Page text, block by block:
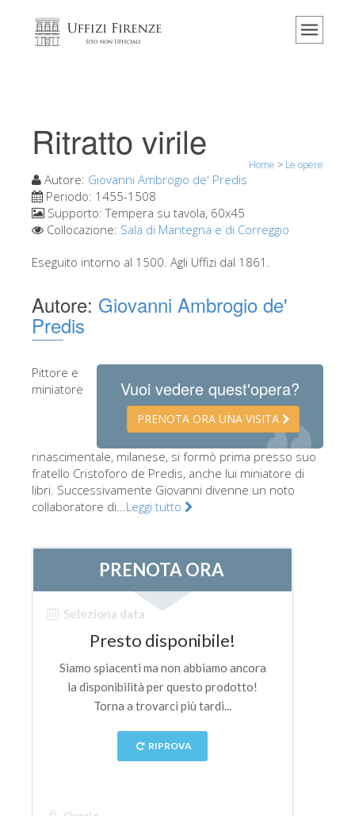
Home
Eventi e mostre
I commenti dei visitatori
Contattaci
Visita gli Uffizi
Prenota ora
Le opere
Musei di Firenze
Museo nazionale del Bargello
Galleria dell'Accademia
Galleria Palatina
Museo delle Cappelle Medicee
Museo di san Marco
Museo Archeologico
Il giardino di Boboli
La torre di Arnolfo
Corridoio Vasariano
Ritratto virile
Home > Le opere
Autore: Giovanni Ambrogio de' Predis
Periodo: 1455-1508
Supporto:Tempera su tavola, 60x45
Collocazione: Sala di Mantegna e di Correggio
Eseguito intorno al 1500. Agli Uffizi dal 1861.
Autore: Giovanni Ambrogio de'
Predis
Vuoi vedere quest'opera?
PRENOTA ORA UNA VISITA
Pittore e
miniatore
rinascimentale, milanese, si formò prima presso suo
fratello Cristoforo de Predis, anche lui miniatore di
libri. Successivamente Giovanni divenne un noto
collaboratore di...Leggi tutto